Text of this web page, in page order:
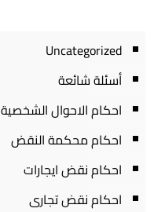
Uncategorized
أسئلة شائعة
احكام الاحوال الشخصية
احكام محكمة النقض
احكام نقض ايجارات
احكام نقض تجارى